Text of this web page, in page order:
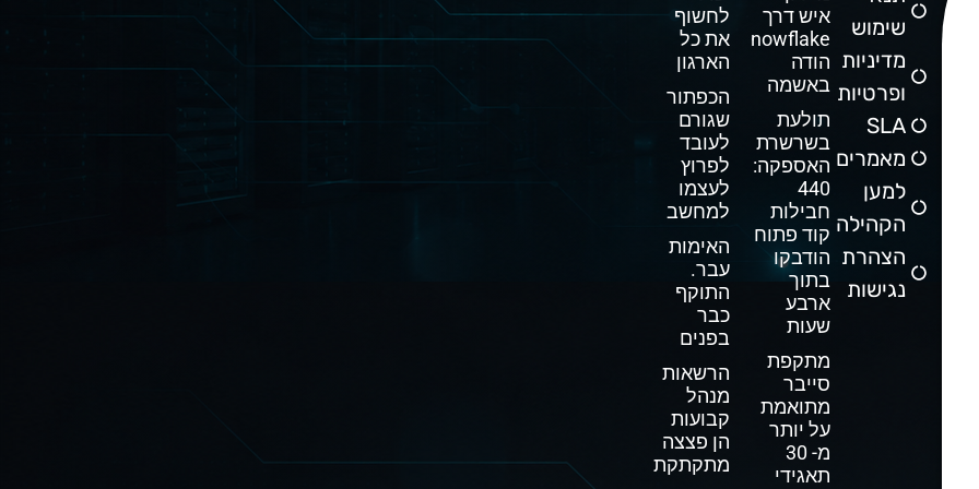
שימוש
מדיניות
ופרטיות
SLA
מאמרים
למען
הקהילה
הצהרת
נגישות
איש דרך
Snowflake
הודה
באשמה
תולעת
בשרשרת
האספקה:
440
חבילות
קוד פתוח
הודבקו
בתוך
ארבע
שעות
מתקפת
סייבר
מתואמת
על יותר
מ- 30
תאגידי
לחשוף
את כל
הארגון
הכפתור
שגורם
לעובד
לפרוץ
לעצמו
למחשב
האימות
עבר.
התוקף
כבר
בפנים
הרשאות
מנהל
קבועות
הן פצצה
מתקתקת